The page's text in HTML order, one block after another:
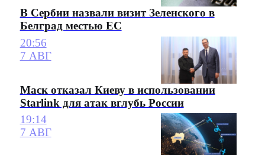
В Сербии назвали визит Зеленского в
Белград местью ЕС
20:56
7 АВГ
Маск отказал Киеву в использовании
Starlink для атак вглубь России
19:14
7 АВГ